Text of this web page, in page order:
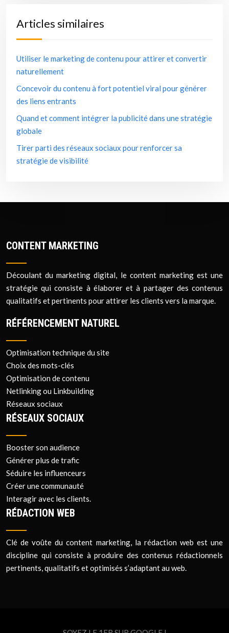
Articles similaires
Utiliser le marketing de contenu pour attirer et convertir
naturellement
Concevoir du contenu à fort potentiel viral pour générer
des liens entrants
Quand et comment intégrer la publicité dans une stratégie
globale
Tirer parti des réseaux sociaux pour renforcer sa
stratégie de visibilité
CONTENT MARKETING
Découlant du marketing digital, le content marketing est une
stratégie qui consiste à élaborer et à partager des contenus
qualitatifs et pertinents pour attirer les clients vers la marque.
RÉFÉRENCEMENT NATUREL
Optimisation technique du site
Choix des mots-clés
Optimisation de contenu
Netlinking ou Linkbuilding
Réseaux sociaux
RÉSEAUX SOCIAUX
Booster son audience
Générer plus de trafic
Séduire les influenceurs
Créer une communauté
Interagir avec les clients.
RÉDACTION WEB
Clé de voûte du content marketing, la rédaction web est une
discipline qui consiste à produire des contenus rédactionnels
pertinents, qualitatifs et optimisés s’adaptant au web.